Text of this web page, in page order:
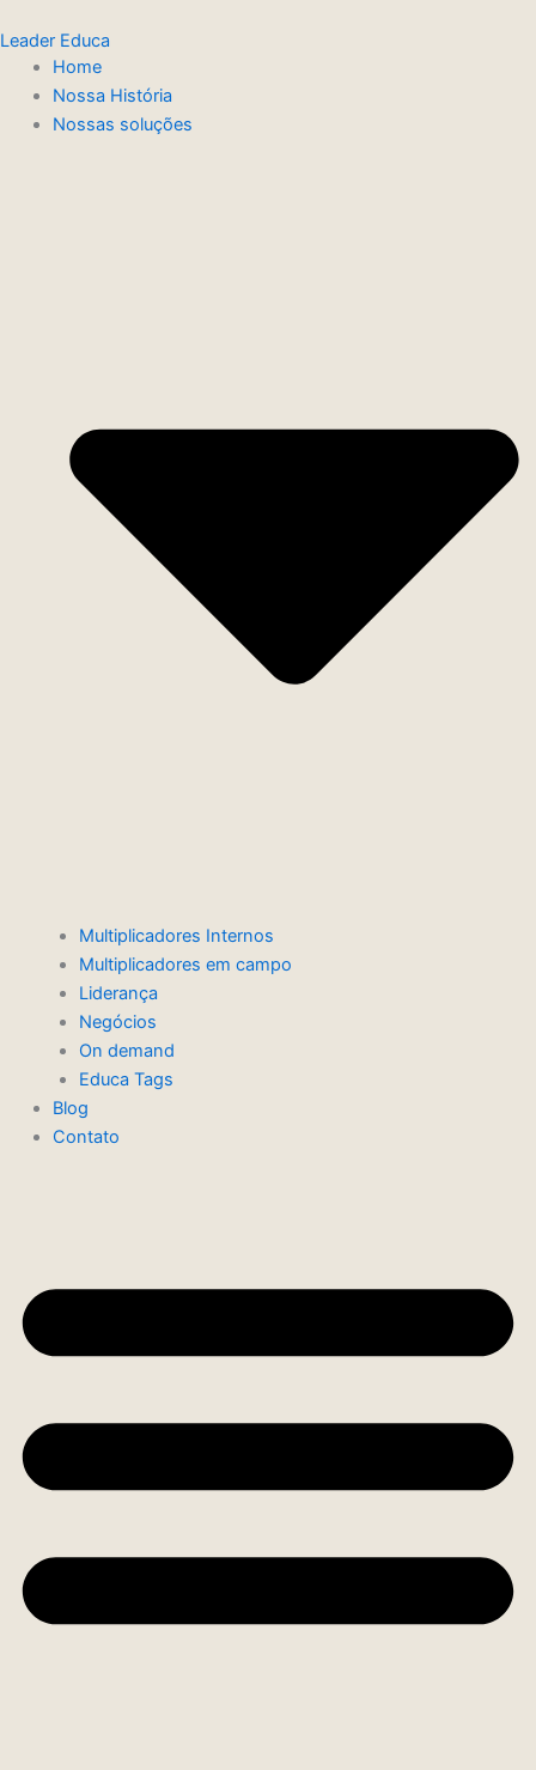
para
conteúdo
Leader Educa
Home
Nossa História
Nossas soluções
Multiplicadores Internos
Multiplicadores em campo
Liderança
Negócios
On demand
Educa Tags
Blog
Contato